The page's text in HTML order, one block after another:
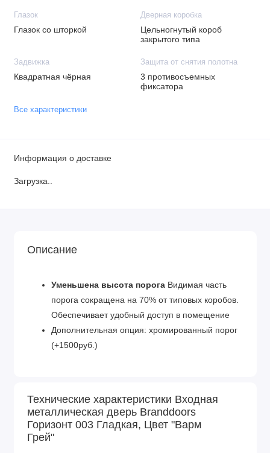
Глазок
Глазок со шторкой
Дверная коробка
Цельногнутый короб
закрытого типа
Задвижка
Квадратная чёрная
Защита от снятия полотна
3 противосъемных
фиксатора
Все характеристики
Информация о доставке
Загрузка...
Описание
Уменьшена высота порога Видимая часть
порога сокращена на 70% от типовых коробов.
Обеспечивает удобный доступ в помещение
Дополнительная опция: хромированный порог
(+1500руб.)
Технические характеристики Входная
металлическая дверь Branddoors
Горизонт 003 Гладкая, Цвет "Варм
Грей"